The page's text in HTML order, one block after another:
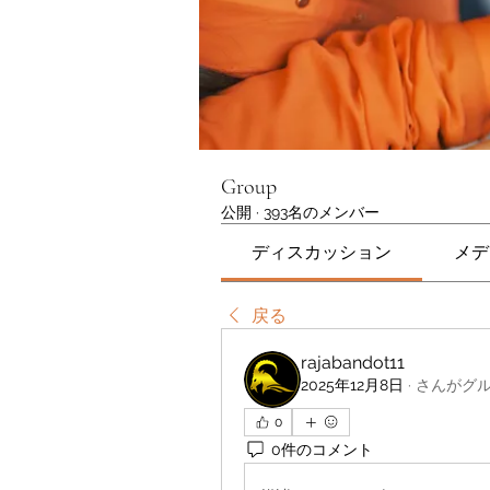
Group
公開 · 393名のメンバー
ディスカッション メ
戻る
rajabandot11
2025年12月8日 · さんがグ
0
0件のコメント